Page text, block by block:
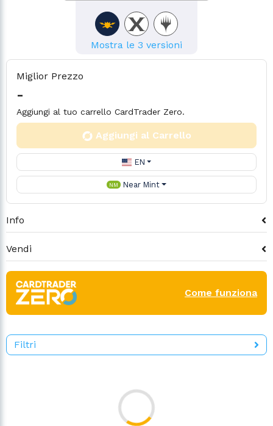
Mostra le 3 versioni
Miglior Prezzo
-
Aggiungi al tuo carrello CardTrader Zero.
Aggiungi al Carrello
EN
NM Near Mint
Info
Vendi
Come funziona
Filtri